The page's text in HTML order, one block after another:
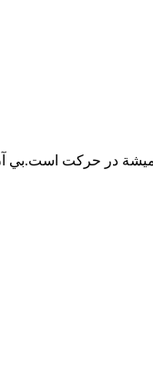
در حركت است.بي